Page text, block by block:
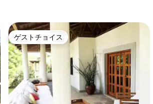
ゲストチョイス
ゲストチョイス